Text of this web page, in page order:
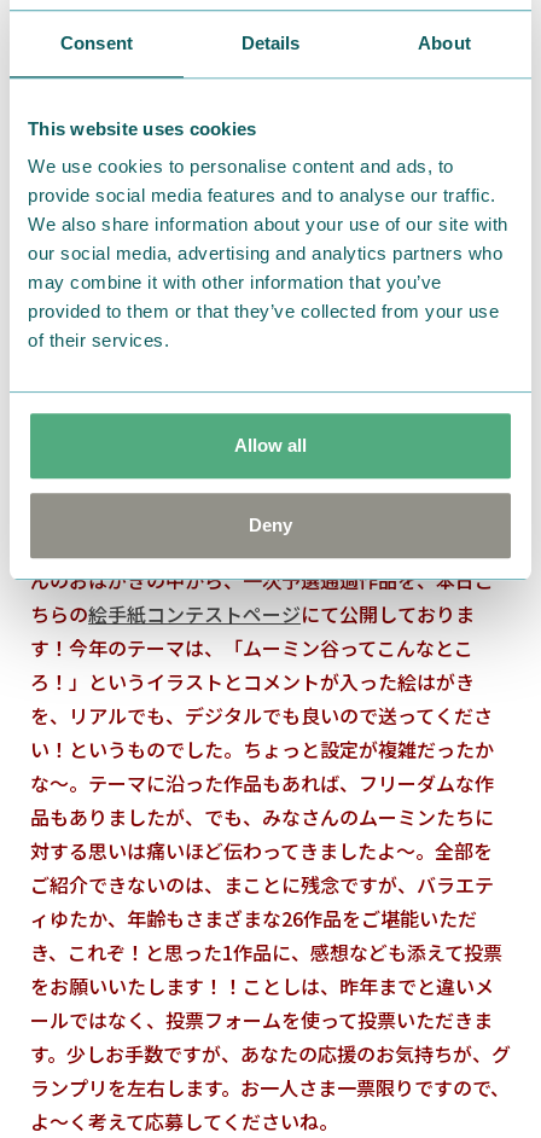
Consent Details About
This website uses cookies
We use cookies to personalise content and ads, to
provide social media features and to analyse our traffic.
We also share information about your use of our site with
our social media, advertising and analytics partners who
may combine it with other information that you’ve
provided to them or that they’ve collected from your use
of their services.
Allow all
Deny
例え字が少しくらい大きくても、まん丸くても、お世辞
にも上手とはいえなくても、デジタルでは伝わりきら
ない、相手の温度というものが感じとれるのが手紙と
いうものなのかもしません。それでは、最後、新金庫
番からお知らせです。
はいよ、ムーミン絵手紙コンテストにファンのみなさ
んから送られてきた、イラストの世界に入ってみた
い！と思った新金庫番です～。今年も130を超えるご応
んのおはがきの中から、一次予選通過作品を、本日こ
ちらの絵手紙コンテストページにて公開しておりま
す！今年のテーマは、「ムーミン谷ってこんなとこ
ろ！」というイラストとコメントが入った絵はがき
を、リアルでも、デジタルでも良いので送ってくださ
い！というものでした。ちょっと設定が複雑だったか
な～。テーマに沿った作品もあれば、フリーダムな作
品もありましたが、でも、みなさんのムーミンたちに
対する思いは痛いほど伝わってきましたよ～。全部を
ご紹介できないのは、まことに残念ですが、バラエテ
ィゆたか、年齢もさまざまな26作品をご堪能いただ
き、これぞ！と思った1作品に、感想なども添えて投票
をお願いいたします！！ことしは、昨年までと違いメ
ールではなく、投票フォームを使って投票いただきま
す。少しお手数ですが、あなたの応援のお気持ちが、グ
ランプリを左右します。お一人さま一票限りですので、
よ～く考えて応募してくださいね。